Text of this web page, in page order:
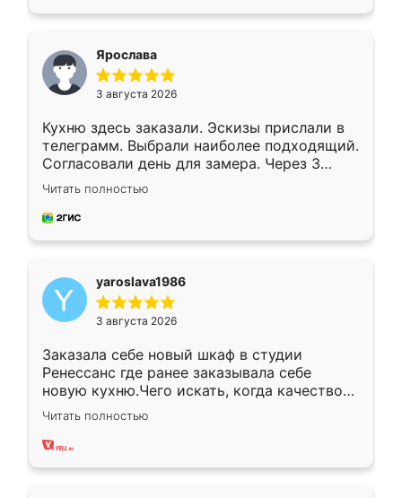
Ярослава
3 августа 2026
Кухню здесь заказали. Эскизы прислали в
телеграмм. Выбрали наиболее подходящий.
Согласовали день для замера. Через 3
недели кухня была уже готова. Остались
довольны работой. Спасибо Ренессанс
мебель за качественную работу!
Читать полностью
yaroslava1986
3 августа 2026
Заказала себе новый шкаф в студии
Ренессанс где ранее заказывала себе
новую кухню.Чего искать, когда качеством
вполне довольна. Служит кухня уже почти
два года, нареканий нет.
Читать полностью